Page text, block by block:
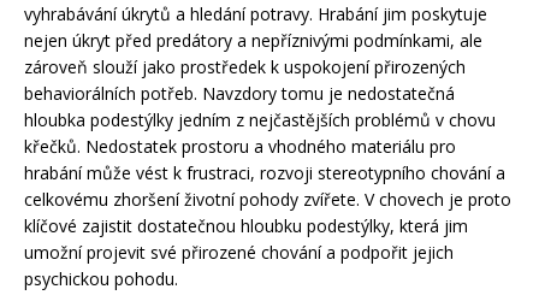
vyhrabávání úkrytů a hledání potravy. Hrabání jim poskytuje
nejen úkryt před predátory a nepříznivými podmínkami, ale
zároveň slouží jako prostředek k uspokojení přirozených
behaviorálních potřeb. Navzdory tomu je nedostatečná
hloubka podestýlky jedním z nejčastějších problémů v chovu
křečků. Nedostatek prostoru a vhodného materiálu pro
hrabání může vést k frustraci, rozvoji stereotypního chování a
celkovému zhoršení životní pohody zvířete. V chovech je proto
klíčové zajistit dostatečnou hloubku podestýlky, která jim
umožní projevit své přirozené chování a podpořit jejich
psychickou pohodu.